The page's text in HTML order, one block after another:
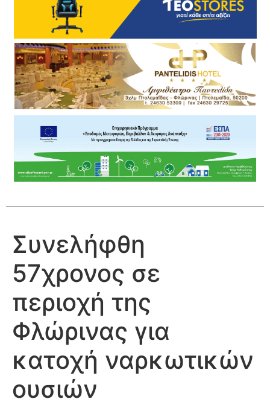
Συνελήφθη
57χρονος σε
περιοχή της
Φλώρινας για
κατοχή ναρκωτικών
ουσιών